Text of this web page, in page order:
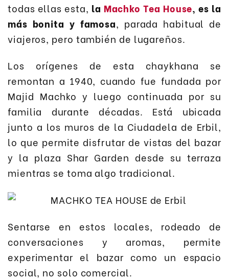
todas ellas esta, la Machko Tea House, es la
más bonita y famosa, parada habitual de
viajeros, pero también de lugareños.
Los orígenes de esta chaykhana se
remontan a 1940, cuando fue fundada por
Majid Machko y luego continuada por su
familia durante décadas. Está ubicada
junto a los muros de la Ciudadela de Erbil,
lo que permite disfrutar de vistas del bazar
y la plaza Shar Garden desde su terraza
mientras se toma algo tradicional.
Sentarse en estos locales, rodeado de
conversaciones y aromas, permite
experimentar el bazar como un espacio
social, no solo comercial.